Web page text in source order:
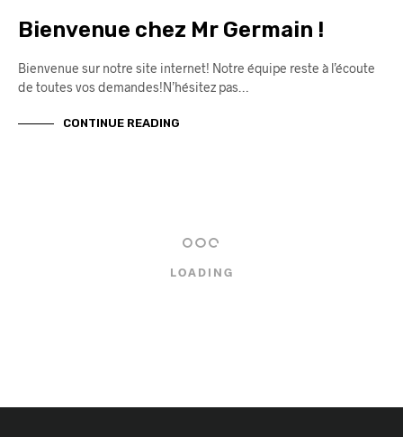
Bienvenue chez Mr Germain !
Bienvenue sur notre site internet! Notre équipe reste à l’écoute
de toutes vos demandes!N’hésitez pas…
CONTINUE READING
LOADING